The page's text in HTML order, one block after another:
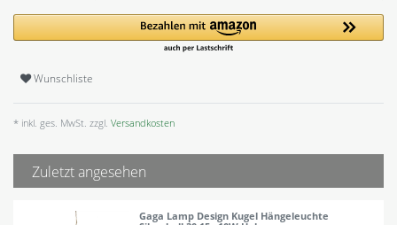
Wunschliste
* inkl. ges. MwSt. zzgl. Versandkosten
Zuletzt angesehen
Gaga Lamp Design Kugel Hängeleuchte